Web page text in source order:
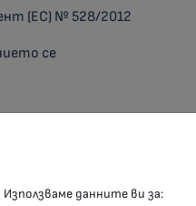
(ЕС) № 528/2012
се
Използваме данните ви за: